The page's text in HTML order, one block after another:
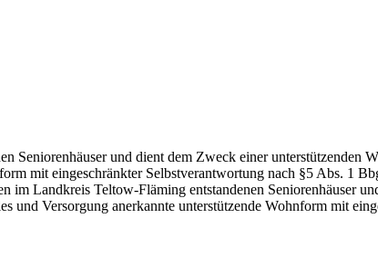
Seniorenhäuser und dient dem Zweck einer
mit eingeschränkter Selbstverantwortung nach §5 Abs. 1
im Landkreis Teltow-Fläming entstandenen Seniorenhäuser
und Versorgung anerkannte unterstützende Wohnform mit